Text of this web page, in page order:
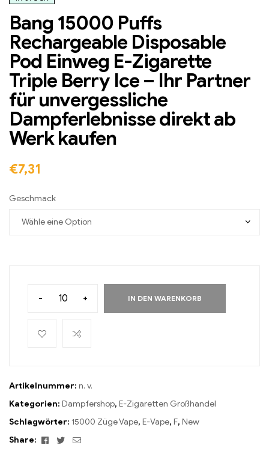
Bang 15000 Puffs
Rechargeable Disposable
Pod Einweg E-Zigarette
Triple Berry Ice – Ihr Partner
für unvergessliche
Dampferlebnisse direkt ab
Werk kaufen
€7,31
Geschmack
- + IN DEN WARENKORB
Artikelnummer: n. v.
Kategorien: Dampfershop, E-Zigaretten Großhandel
Schlagwörter: 15000 Züge Vape, E-Vape, F, New
Share:
Facebook
TwitterEmail